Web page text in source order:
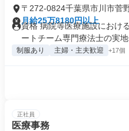
〒272-0824千葉県市川市菅
月給25万8180円以上
資格 病院等医療施設におけ
ートチーム専門療法士の実地
制服あり 主婦・主夫歓迎 +17個
正社員
医療事務